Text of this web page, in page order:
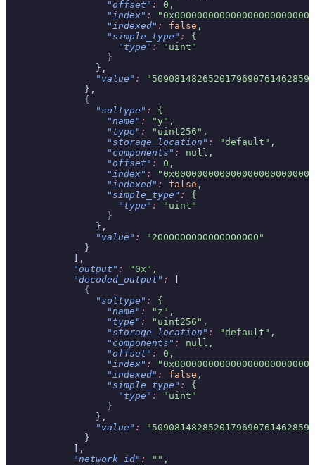
                  "offset"
:
0,
                  "index"
:
                  "indexed"
: false ,
                  "simple_type"
:
{
                    "type"
:
"uint"
                  }
                },
                "value"
:
"5090814826520179690761462859"
              },
              {
                "soltype"
:
{
                  "name"
:
"y",
                  "type"
:
"uint256",
                  "storage_location"
:
"default",
                  "components"
:
null,
                  "offset"
:
0,
                  "index"
:
                  "indexed"
: false ,
                  "simple_type"
:
{
                    "type"
:
"uint"
                  }
                },
                "value"
:
"2000000000000000000"
              }
            ],
            "output"
:
"0x",
            "decoded_output"
:
[
              {
                "soltype"
:
{
                  "name"
:
"z",
                  "type"
:
"uint256",
                  "storage_location"
:
"default",
                  "components"
:
null,
                  "offset"
:
0,
                  "index"
:
                  "indexed"
: false ,
                  "simple_type"
:
{
                    "type"
:
"uint"
                  }
                },
                "value"
:
"5090814828520179690761462859"
              }
            ],
            "network_id"
:
"",